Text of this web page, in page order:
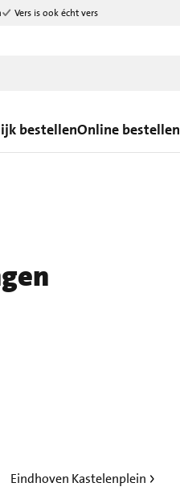
Vers is ook écht vers
bestellenOnline bestellen
Eindhoven Kastelenplein